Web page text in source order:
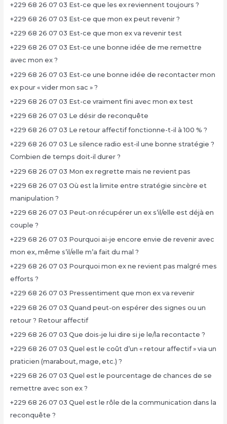
+229 68 26 07 03 Est-ce que les ex reviennent toujours ?
+229 68 26 07 03 Est-ce que mon ex peut revenir ?
+229 68 26 07 03 Est-ce que mon ex va revenir test
+229 68 26 07 03 Est-ce une bonne idée de me remettre
avec mon ex ?
+229 68 26 07 03 Est-ce une bonne idée de recontacter mon
ex pour « vider mon sac » ?
+229 68 26 07 03 Est-ce vraiment fini avec mon ex test
+229 68 26 07 03 Le désir de reconquête
+229 68 26 07 03 Le retour affectif fonctionne-t-il à 100 % ?
+229 68 26 07 03 Le silence radio est-il une bonne stratégie ?
Combien de temps doit-il durer ?
+229 68 26 07 03 Mon ex regrette mais ne revient pas
+229 68 26 07 03 Où est la limite entre stratégie sincère et
manipulation ?
+229 68 26 07 03 Peut-on récupérer un ex s’il/elle est déjà en
couple ?
+229 68 26 07 03 Pourquoi ai-je encore envie de revenir avec
mon ex, même s’il/elle m’a fait du mal ?
+229 68 26 07 03 Pourquoi mon ex ne revient pas malgré mes
efforts ?
+229 68 26 07 03 Pressentiment que mon ex va revenir
+229 68 26 07 03 Quand peut-on espérer des signes ou un
retour ? Retour affectif
+229 68 26 07 03 Que dois-je lui dire si je le/la recontacte ?
+229 68 26 07 03 Quel est le coût d’un « retour affectif » via un
praticien (marabout, mage, etc.) ?
+229 68 26 07 03 Quel est le pourcentage de chances de se
remettre avec son ex ?
+229 68 26 07 03 Quel est le rôle de la communication dans la
reconquête ?